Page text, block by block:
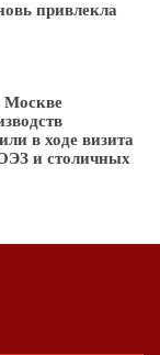
привлекла
Москве
в ходе визита
и столичных